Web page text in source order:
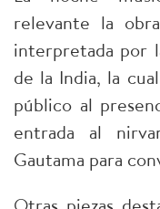
relevante la
interpretada por
de la India, la
público al
entrada al
Gautama para